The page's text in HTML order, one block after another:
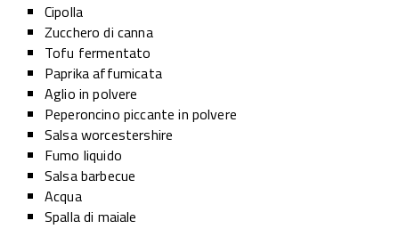
Cipolla
Zucchero di canna
Tofu fermentato
Paprika affumicata
Aglio in polvere
Peperoncino piccante in polvere
Salsa worcestershire
Fumo liquido
Salsa barbecue
Acqua
Spalla di maiale